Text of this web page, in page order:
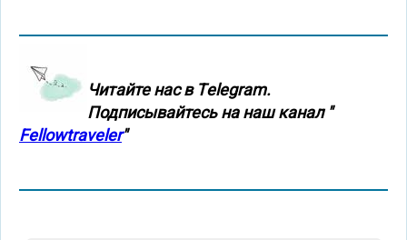
Читайте нас в Тelegram.
Подписывайтесь на наш канал "
Fellowtraveler"